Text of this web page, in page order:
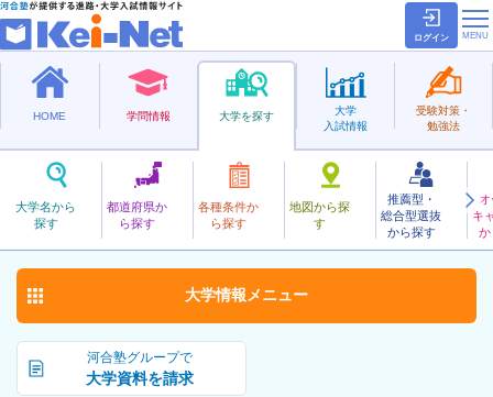
ログイン
HOME 学問情報 大学を探す
大学名から
探す
都道府県か
ら探す
各種条件か
ら探す
地図から探
す
推薦型・
総合型選抜
から探す
キ
か
大学
入試情報
受験対策・
勉強法
公立
ちばけんりつほけんいりょう
千葉県立保健医療大学 お気に入り
河合塾グループで
大学資料を請求
大学情報 メニュー